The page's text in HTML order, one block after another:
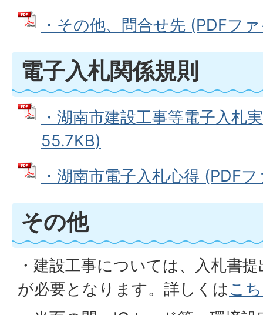
・その他、問合せ先 (PDFフ
電子入札関係規則
・湖南市建設工事等電子入札
55.7KB)
・湖南市電子入札心得 (PDF
その他
・建設工事については、入札書
が必要となります。詳しくはこ